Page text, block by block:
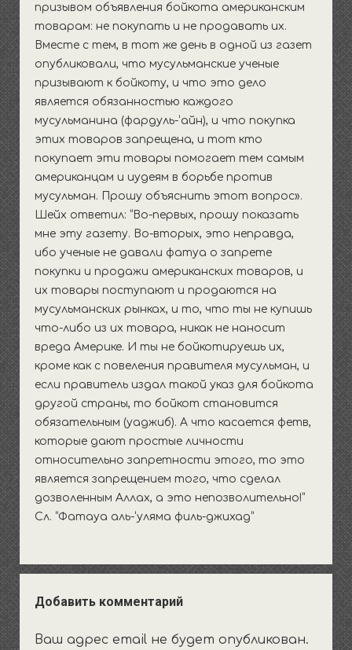
призывом объявления бойкота американским
товарам: не покупать и не продавать их.
Вместе с тем, в тот же день в одной из газет
опубликовали, что мусульманские ученые
призывают к бойкоту, и что это дело
является обязанностью каждого
мусульманина (фардуль-‘айн), и что покупка
этих товаров запрещена, и тот кто
покупает эти товары помогает тем самым
американцам и иудеям в борьбе против
мусульман. Прошу объяснить этот вопрос».
Шейх ответил: “Во-первых, прошу показать
мне эту газету. Во-вторых, это неправда,
ибо ученые не давали фатуа о запрете
покупки и продажи американских товаров, и
их товары поступают и продаются на
мусульманских рынках, и то, что ты не купишь
что-либо из их товара, никак не наносит
вреда Америке. И ты не бойкотируешь их,
кроме как с повеления правителя мусульман, и
если правитель издал такой указ для бойкота
другой страны, то бойкот становится
обязательным (уаджиб). А что касается фетв,
которые дают простые личности
относительно запретности этого, то это
является запрещением того, что сделал
дозволенным Аллах, а это непозволительно!”
Сл. “Фатауа аль-‘уляма филь-джихад”
Добавить комментарий
Ваш адрес email не будет опубликован.